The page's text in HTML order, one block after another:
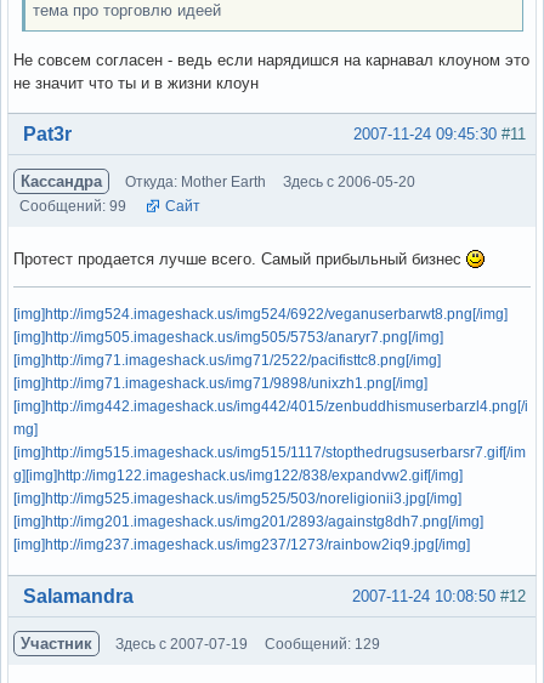
тема про торговлю идеей
Не совсем согласен - ведь если нарядишся на карнавал клоуном это
не значит что ты и в жизни клоун
Вне форума #11
2007-11-24 09:45:30
Pat3r
Кассандра Откуда: Mother Earth
Здесь с 2006-05-20
Сообщений: 99
Сайт
Протест продается лучше всего. Самый прибыльный бизнес
[img]http://img524.imageshack.us/img524/6922/veganuserbarwt8.png[/img]
[img]http://img505.imageshack.us/img505/5753/anaryr7.png[/img]
[img]http://img71.imageshack.us/img71/2522/pacifisttc8.png[/img]
[img]http://img71.imageshack.us/img71/9898/unixzh1.png[/img]
[img]http://img442.imageshack.us/img442/4015/zenbuddhismuserbarzl4.png[/i
mg]
[img]http://img515.imageshack.us/img515/1117/stopthedrugsuserbarsr7.gif[/im
g][img]http://img122.imageshack.us/img122/838/expandvw2.gif[/img]
[img]http://img525.imageshack.us/img525/503/noreligionii3.jpg[/img]
[img]http://img201.imageshack.us/img201/2893/againstg8dh7.png[/img]
[img]http://img237.imageshack.us/img237/1273/rainbow2iq9.jpg[/img]
Вне форума #12
2007-11-24 10:08:50
Salamandra
Участник Здесь с 2007-07-19 Сообщений: 129